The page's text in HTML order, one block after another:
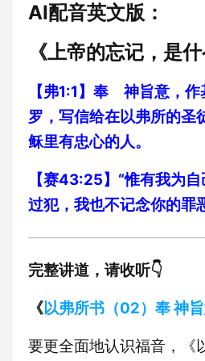
AI配音英文版：
《上帝的忘记，是
【弗1:1】奉 神旨意，
罗，写信给在以弗所的圣
稣里有忠心的人。
【赛43:25】“惟有我为
过犯，我也不记念你的罪
完整讲道，请收听👇
《以弗所书（02）奉 神
要更全面地认识福音，《